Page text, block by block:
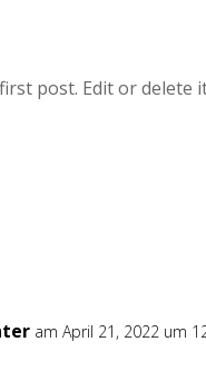
post. Edit or delete
am April 21, 2022 um